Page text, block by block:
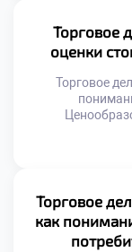
доход.
продавца.
анализа
Торговое
оценки
Торговое
скрытый
анализ
Торговое
как